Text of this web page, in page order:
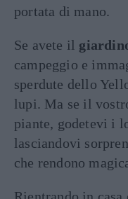
portata di mano.
Se avete il
campeggio e
sperdute dello
lupi. Ma se il
piante, godetevi i
lasciandovi
che rendono